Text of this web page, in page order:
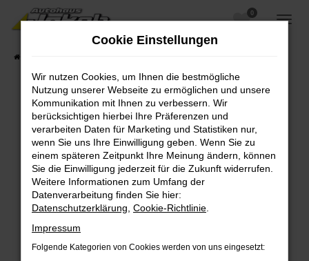
Zum
Hauptinhalt
0
Fehler: Network Error
Beim Laden ist ein Fehler aufgetreten.
Hier sind ein paar Tipps, die dir helfen können:
Überprüfe deine Firewall und deine
Internetverbindung.
Laden andere Webseiten, zum Beispiel deine
Suchmaschine?
Prüfe deine Browsererweiterungen.
Cookie Einstellungen
Wir nutzen Cookies, um Ihnen die bestmögliche
Nutzung unserer Webseite zu ermöglichen und unsere
Kommunikation mit Ihnen zu verbessern. Wir
berücksichtigen hierbei Ihre Präferenzen und
verarbeiten Daten für Marketing und Statistiken nur,
wenn Sie uns Ihre Einwilligung geben. Wenn Sie zu
einem späteren Zeitpunkt Ihre Meinung ändern, können
Sie die Einwilligung jederzeit für die Zukunft widerrufen.
Weitere Informationen zum Umfang der
Datenverarbeitung finden Sie hier:
Datenschutzerklärung Cookie-Richtlinie
Impressum
Folgende Kategorien von Cookies werden von uns eingesetzt: